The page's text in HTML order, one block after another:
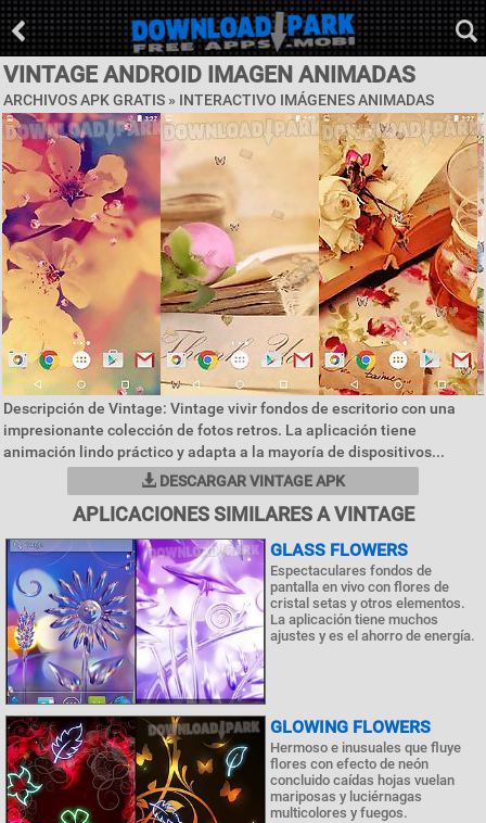
VINTAGE ANDROID IMAGEN ANIMADAS
ARCHIVOS APK GRATIS » INTERACTIVO IMÁGENES ANIMADAS
Descripción de Vintage: Vintage vivir fondos de escritorio con una
impresionante colección de fotos retros. La aplicación tiene
animación lindo práctico y adapta a la mayoría de dispositivos...
DESCARGAR VINTAGE APK
APLICACIONES SIMILARES A VINTAGE
GLASS FLOWERS
Espectaculares fondos de
pantalla en vivo con flores de
cristal setas y otros elementos.
La aplicación tiene muchos
ajustes y es el ahorro de energía.
GLOWING FLOWERS
Hermoso e inusuales que fluye
flores con efecto de neón
concluido caídas hojas vuelan
mariposas y luciérnagas
multicolores y fuegos.